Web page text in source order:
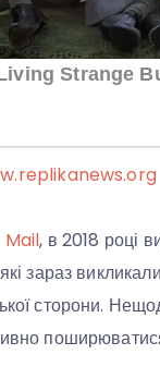
Mail, в 2018 році
зараз
сторони.